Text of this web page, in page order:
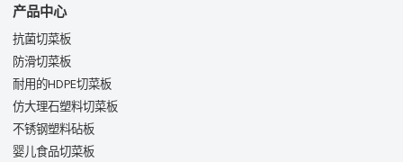
产品中心
抗菌切菜板
防滑切菜板
耐用的HDPE切菜板
仿大理石塑料切菜板
不锈钢塑料砧板
婴儿食品切菜板